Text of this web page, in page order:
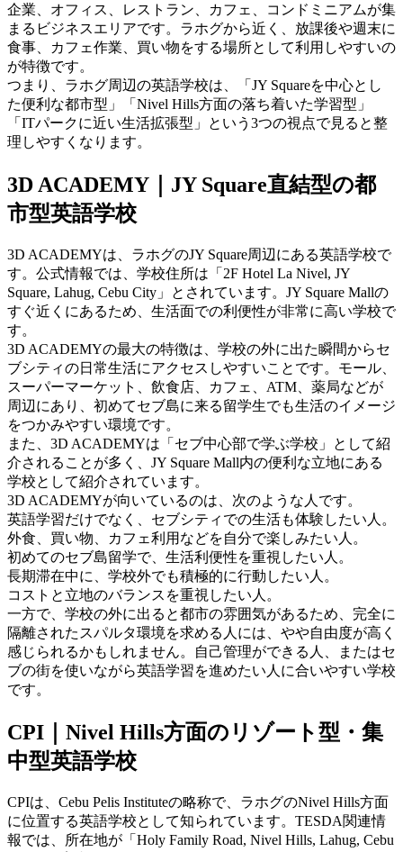
企業、オフィス、レストラン、カフェ、コンドミニアムが集
まるビジネスエリアです。ラホグから近く、放課後や週末に
食事、カフェ作業、買い物をする場所として利用しやすいの
が特徴です。
つまり、ラホグ周辺の英語学校は、「JY Squareを中心とし
た便利な都市型」「Nivel Hills方面の落ち着いた学習型」
「ITパークに近い生活拡張型」という3つの視点で見ると整
理しやすくなります。
3D ACADEMY｜JY Square直結型の都
市型英語学校
3D ACADEMYは、ラホグのJY Square周辺にある英語学校で
す。公式情報では、学校住所は「2F Hotel La Nivel, JY
Square, Lahug, Cebu City」とされています。JY Square Mallの
すぐ近くにあるため、生活面での利便性が非常に高い学校で
す。
3D ACADEMYの最大の特徴は、学校の外に出た瞬間からセ
ブシティの日常生活にアクセスしやすいことです。モール、
スーパーマーケット、飲食店、カフェ、ATM、薬局などが
周辺にあり、初めてセブ島に来る留学生でも生活のイメージ
をつかみやすい環境です。
また、3D ACADEMYは「セブ中心部で学ぶ学校」として紹
介されることが多く、JY Square Mall内の便利な立地にある
学校として紹介されています。
3D ACADEMYが向いているのは、次のような人です。
英語学習だけでなく、セブシティでの生活も体験したい人。
外食、買い物、カフェ利用などを自分で楽しみたい人。
初めてのセブ島留学で、生活利便性を重視したい人。
長期滞在中に、学校外でも積極的に行動したい人。
コストと立地のバランスを重視したい人。
一方で、学校の外に出ると都市の雰囲気があるため、完全に
隔離されたスパルタ環境を求める人には、やや自由度が高く
感じられるかもしれません。自己管理ができる人、またはセ
ブの街を使いながら英語学習を進めたい人に合いやすい学校
です。
CPI｜Nivel Hills方面のリゾート型・集
中型英語学校
CPIは、Cebu Pelis Instituteの略称で、ラホグのNivel Hills方面
に位置する英語学校として知られています。TESDA関連情
報では、所在地が「Holy Family Road, Nivel Hills, Lahug, Cebu